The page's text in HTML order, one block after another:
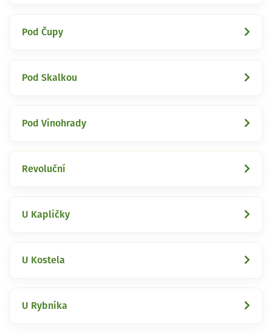
Pod Čupy
Pod Skalkou
Pod Vinohrady
Revoluční
U Kapličky
U Kostela
U Rybníka